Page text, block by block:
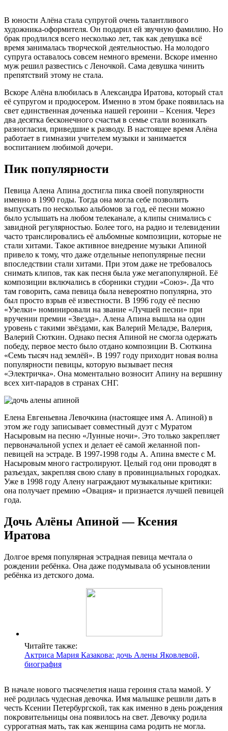
В юности Алёна стала супругой очень талантливого
художника-оформителя. Он подарил ей звучную фамилию. Но
брак продлился всего несколько лет, так как девушка всё
время занималась творческой деятельностью. На молодого
супруга оставалось совсем немного времени. Вскоре именно
муж решил развестись с Леночкой. Сама девушка чинить
препятствий этому не стала.
Вскоре Алёна влюбилась в Александра Иратова, который стал
её супругом и продюсером. Именно в этом браке появилась на
свет единственная доченька нашей героини – Ксения. Через
два десятка бесконечного счастья в семье стали возникать
разногласия, приведшие к разводу. В настоящее время Алёна
работает в гимназии учителем музыки и занимается
воспитанием любимой дочери.
Пик популярности
Певица Алена Апина достигла пика своей популярности
именно в 1990 годы. Тогда она могла себе позволить
выпускать по несколько альбомов за год, её песни можно
было услышать на любом телеканале, а клипы снимались с
завидной регулярностью. Более того, на радио и телевидении
часто транслировались её альбомные композиции, которые не
стали хитами. Такое активное внедрение музыки Апиной
привело к тому, что даже отдельные непопулярные песни
впоследствии стали хитами. При этом даже не требовалось
снимать клипов, так как песня была уже мегапопулярной. Её
композиции включались в сборники студии «Союз». Да что
там говорить, сама певица была невероятно популярна, это
был просто взрыв её известности. В 1996 году её песню
«Узелки» номинировали на звание «Лучшей песни» при
вручении премии «Звезда». Алена Апина вышла на один
уровень с такими звёздами, как Валерий Меладзе, Валерия,
Валерий Сюткин. Однако песня Апиной не смогла одержать
победу, первое место было отдано композиции В. Сюткина
«Семь тысяч над землёй». В 1997 году приходит новая волна
популярности певицы, которую вызывает песня
«Электричка». Она моментально возносит Апину на вершину
всех хит-парадов в странах СНГ.
Елена Евгеньевна Левочкина (настоящее имя А. Апиной) в
этом же году записывает совместный дуэт с Муратом
Насыровым на песню «Лунные ночи». Это только закрепляет
первоначальной успех и делает её самой желанной поп-
певицей на эстраде. В 1997-1998 годы А. Апина вместе с М.
Насыровым много гастролируют. Целый год они проводят в
разъездах, закрепляя свою славу в провинциальных городках.
Уже в 1998 году Алену награждают музыкальные критики:
она получает премию «Овация» и признается лучшей певицей
года.
Дочь Алёны Апиной — Ксения
Иратова
Долгое время популярная эстрадная певица мечтала о
рождении ребёнка. Она даже подумывала об усыновлении
ребёнка из детского дома.
Читайте также:
Актриса Мария Казакова: дочь Алены Яковлевой,
биография
В начале нового тысячелетия наша героиня стала мамой. У
неё родилась чудесная девочка. Имя малышке решили дать в
честь Ксении Петербургской, так как именно в день рождения
покровительницы она появилось на свет. Девочку родила
суррогатная мать, так как женщина сама родить не могла.